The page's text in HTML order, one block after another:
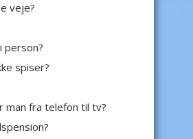
veje?
person?
spiser?
man fra telefon til tv?